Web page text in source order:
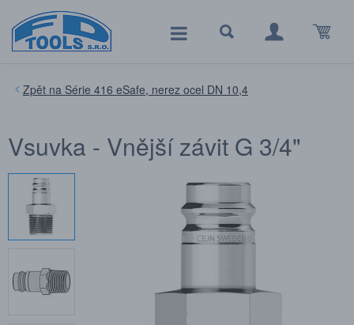
Série 416 eSafe, nerez ocel DN 10,4
Vsuvka - Vnější závit G 3/4"